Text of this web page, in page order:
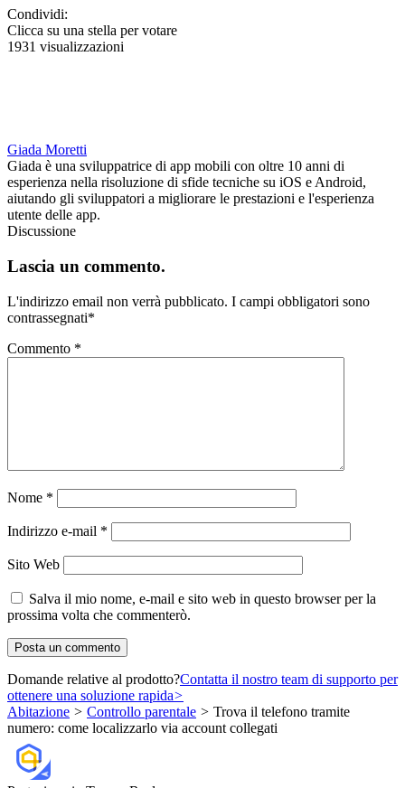
Condividi:
Clicca su una stella per votare
1931 visualizzazioni
Giada Moretti
Giada è una sviluppatrice di app mobili con oltre 10 anni di
esperienza nella risoluzione di sfide tecniche su iOS e Android,
aiutando gli sviluppatori a migliorare le prestazioni e l'esperienza
utente delle app.
Discussione
Lascia un commento.
L'indirizzo email non verrà pubblicato. I campi obbligatori sono
contrassegnati*
Commento *
Nome *
Indirizzo e-mail *
Sito Web
Salva il mio nome, e-mail e sito web in questo browser per la
prossima volta che commenterò.
Domande relative al prodotto?Contatta il nostro team di supporto per
ottenere una soluzione rapida>
Abitazione > Controllo parentale > Trova il telefono tramite
numero: come localizzarlo via account collegati